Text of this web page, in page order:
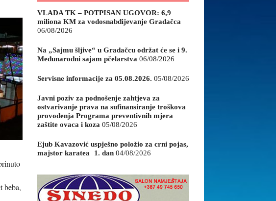
beba,
VLADA TK – POTPISAN UGOVOR: 6,9
miliona KM za vodosnabdijevanje Gradačca
06/08/2026
Na „Sajmu šljive“ u Gradačcu održat će se i 9.
Međunarodni sajam pčelarstva 06/08/2026
Servisne informacije za 05.08.2026. 05/08/2026
Javni poziv za podnošenje zahtjeva za
ostvarivanje prava na sufinansiranje troškova
provođenja Programa preventivnih mjera
zaštite ovaca i koza 05/08/2026
Ejub Kavazović uspješno položio za crni pojas,
majstor karatea 1. dan 04/08/2026